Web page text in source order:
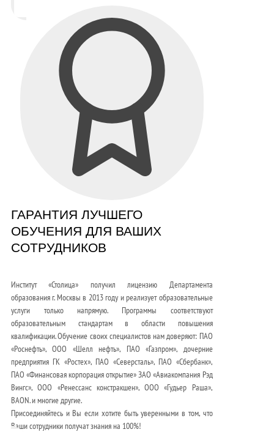
ГАРАНТИЯ ЛУЧШЕГО
ОБУЧЕНИЯ ДЛЯ ВАШИХ
СОТРУДНИКОВ
Институт «Столица» получил лицензию Департамента
образования г. Москвы в 2013 году и реализует образовательные
услуги только напрямую. Программы соответствуют
образовательным стандартам в области повышения
квалификации. Обучение своих специалистов нам доверяют: ПАО
«Роснефть», ООО «Шелл нефть», ПАО «Газпром», дочерние
предприятия ГК «Ростех», ПАО «Северсталь», ПАО «Сбербанк»,
ПАО «Финансовая корпорация открытие» ЗАО «Авиакомпания Рэд
Вингс», ООО «Ренессанс констракшен», ООО «Гудьер Раша»,
BAON. и многие другие.
Присоединяйтесь и Вы если хотите быть уверенными в том, что
Ваши сотрудники получат знания на 100%!